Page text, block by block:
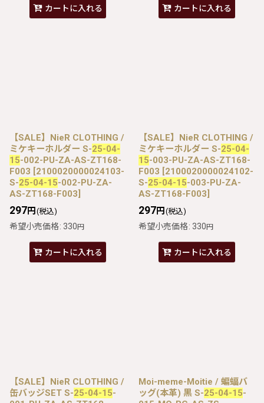
カートに入れる カートに入れる
【SALE】NieR CLOTHING /
ミケキーホルダー S-25-04-
15-002-PU-ZA-AS-ZT168-
F003 [2100020000024103-
S-25-04-15-002-PU-ZA-
AS-ZT168-F003]
297円 (税込)
希望小売価格: 330円
カートに入れる
【SALE】NieR CLOTHING /
ミケキーホルダー S-25-04-
15-003-PU-ZA-AS-ZT168-
F003 [2100020000024102-
S-25-04-15-003-PU-ZA-
AS-ZT168-F003]
297円 (税込)
希望小売価格: 330円
カートに入れる
【SALE】NieR CLOTHING /
缶バッジSET S-25-04-15-
Moi-meme-Moitie / 蝙蝠バ
ッグ(本革) 黒 S-25-04-15-